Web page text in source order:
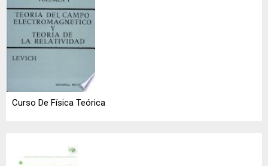
Curso De Física Teórica